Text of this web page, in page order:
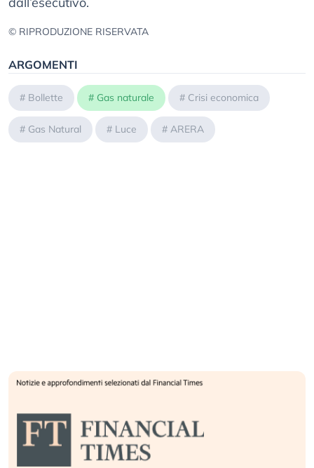
© RIPRODUZIONE RISERVATA
ARGOMENTI
# Bollette # Gas naturale # Crisi economica
# Gas Natural # Luce # ARERA